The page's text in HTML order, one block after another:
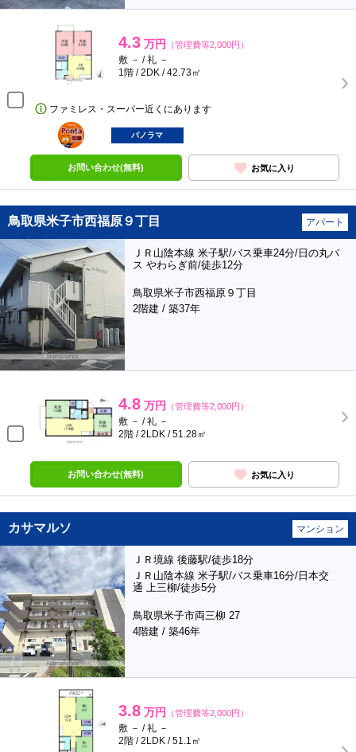
4.3 万円 （管理費等2,000円）
敷 － / 礼 －
1階 / 2DK / 42.73㎡
ファミレス・スーパー近くにあります
ポンタ
部屋
パノラマ
お問い合わせ(無料) お気に入り
鳥取県米子市西福原９丁目 アパート
ＪＲ山陰本線 米子駅/バス乗車24分/日の丸バ
ス やわらぎ前/徒歩12分
鳥取県米子市西福原９丁目
2階建 / 築37年
4.8 万円 （管理費等2,000円）
敷 － / 礼 －
2階 / 2LDK / 51.28㎡
お問い合わせ(無料) お気に入り
カサマルソ マンション
ＪＲ境線 後藤駅/徒歩18分
ＪＲ山陰本線 米子駅/バス乗車16分/日本交
通 上三柳/徒歩5分
鳥取県米子市両三柳 27
4階建 / 築46年
3.8 万円 （管理費等2,000円）
敷 － / 礼 －
2階 / 2LDK / 51.1㎡